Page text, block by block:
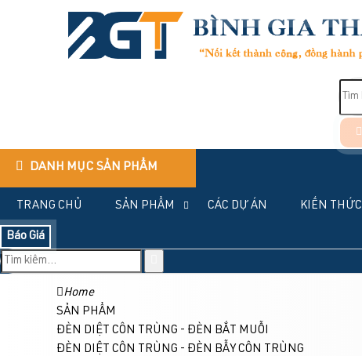
DANH MỤC SẢN PHẨM
TRANG CHỦ SẢN PHẨM CÁC DỰ ÁN KIẾN THỨC
Báo Giá
Home
SẢN PHẨM
ĐÈN DIỆT CÔN TRÙNG - ĐÈN BẮT MUỖI
ĐÈN DIỆT CÔN TRÙNG - ĐÈN BẪY CÔN TRÙNG